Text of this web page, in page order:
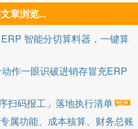
章浏览...
智能分切算料器，一键算
作一眼识破进销存冒充ERP
扫码报工」落地执行清单
属功能、成本核算、财务总账